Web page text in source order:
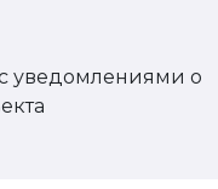
уведомлениями о